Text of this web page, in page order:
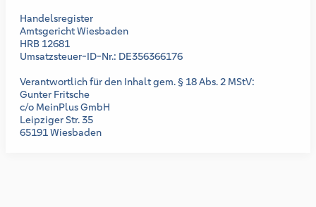
Handelsregister
Amtsgericht Wiesbaden
HRB 12681
Umsatzsteuer-ID-Nr.: DE356366176
Verantwortlich für den Inhalt gem. § 18 Abs. 2 MStV:
Gunter Fritsche
c/o MeinPlus GmbH
Leipziger Str. 35
65191 Wiesbaden